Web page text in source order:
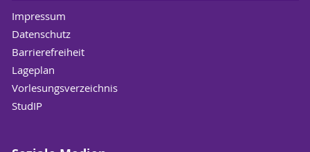
Impressum
Datenschutz
Barrierefreiheit
Lageplan
Vorlesungsverzeichnis
StudIP